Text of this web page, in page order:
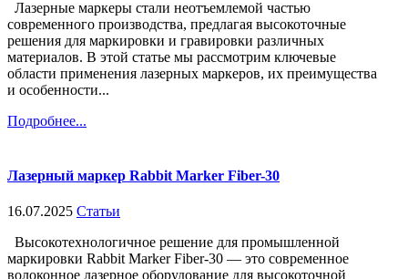
Лазерные маркеры стали неотъемлемой частью
современного производства, предлагая высокоточные
решения для маркировки и гравировки различных
материалов. В этой статье мы рассмотрим ключевые
области применения лазерных маркеров, их преимущества
и особенности...
Подробнее...
Лазерный маркер Rabbit Marker Fiber-30
16.07.2025 Статьи
Высокотехнологичное решение для промышленной
маркировки Rabbit Marker Fiber-30 — это современное
волоконное лазерное оборудование для высокоточной